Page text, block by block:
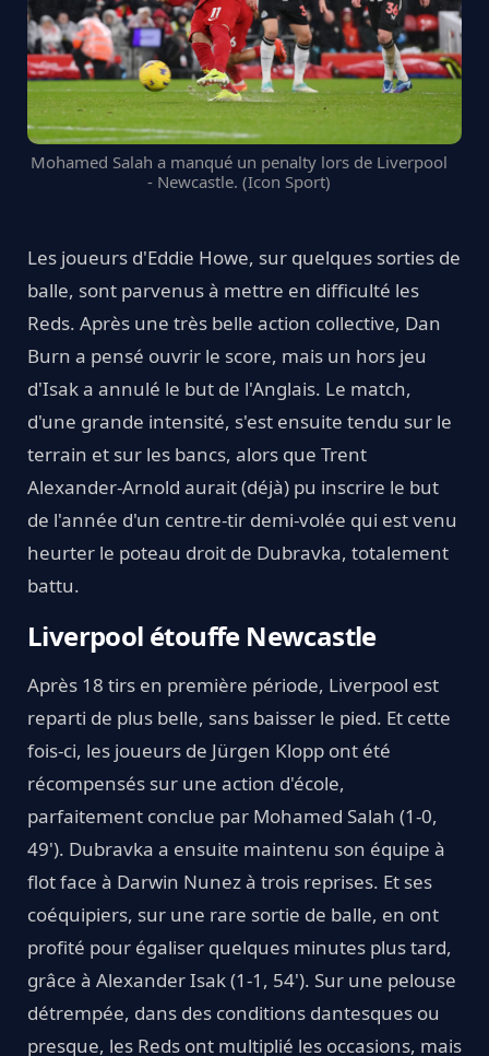
Mohamed Salah a manqué un penalty lors de Liverpool
- Newcastle. (Icon Sport)
Les joueurs d'Eddie Howe, sur quelques sorties de
balle, sont parvenus à mettre en difficulté les
Reds. Après une très belle action collective, Dan
Burn a pensé ouvrir le score, mais un hors jeu
d'Isak a annulé le but de l'Anglais. Le match,
d'une grande intensité, s'est ensuite tendu sur le
terrain et sur les bancs, alors que Trent
Alexander-Arnold aurait (déjà) pu inscrire le but
de l'année d'un centre-tir demi-volée qui est venu
heurter le poteau droit de Dubravka, totalement
battu.
Liverpool étouffe Newcastle
Après 18 tirs en première période, Liverpool est
reparti de plus belle, sans baisser le pied. Et cette
fois-ci, les joueurs de Jürgen Klopp ont été
récompensés sur une action d'école,
parfaitement conclue par Mohamed Salah (1-0,
49'). Dubravka a ensuite maintenu son équipe à
flot face à Darwin Nunez à trois reprises. Et ses
coéquipiers, sur une rare sortie de balle, en ont
profité pour égaliser quelques minutes plus tard,
grâce à Alexander Isak (1-1, 54'). Sur une pelouse
détrempée, dans des conditions dantesques ou
presque, les Reds ont multiplié les occasions, mais